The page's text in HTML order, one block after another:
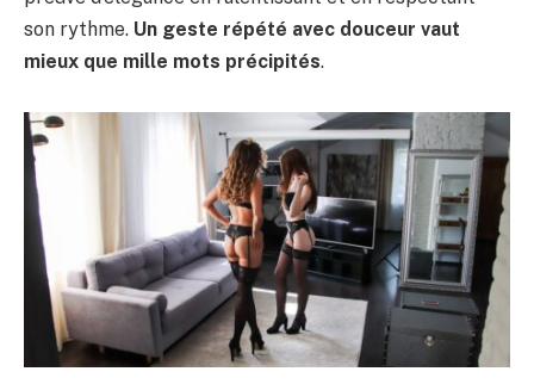
son rythme. Un geste répété avec douceur vaut
mieux que mille mots précipités.